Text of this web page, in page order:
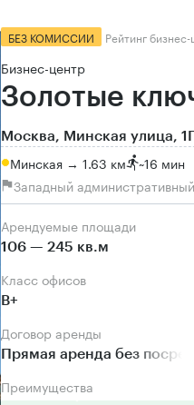
БЕЗ КОМИССИИ Рейтинг
Бизнес-центр
Золотые
Москва, Минская улица, 1Г
Минская → 1.63 км ~16 мин
Западный
Арендуемые площади
106 — 245 кв.м
Класс офисов
B+
Договор аренды
Прямая аренда без
Преимущества